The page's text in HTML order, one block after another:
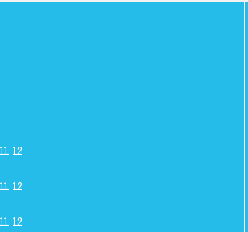
11 12
11 12
11 12